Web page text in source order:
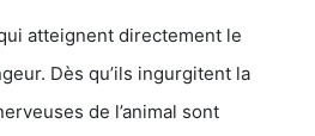
atteignent directement le
Dès qu’ils ingurgitent la
de l’animal sont